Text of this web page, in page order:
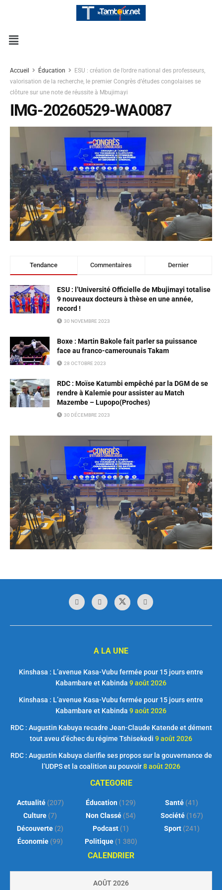
Accueil Éducation
ESU : création de l’ordre national des professeurs,
valorisation de la recherche, le premier Congrès d’études congolaises se
clôture sur une note de réussite à Mbujimayi
IMG-20260529-WA0087
Tendance Commentaires Dernier
ESU : l’Université Officielle de Mbujimayi totalise
9 nouveaux docteurs à thèse en une année,
record !
30 NOVEMBRE 2023
Boxe : Martin Bakole fait parler sa puissance
face au franco-camerounais Takam
28 OCTOBRE 2023
RDC : Moïse Katumbi empêché par la DGM de se
rendre à Kalemie pour assister au Match
Mazembe – Lupopo(Proches)
30 DÉCEMBRE 2023
A LA UNE
Kinshasa : L’avenue Kasa-Vubu fermée pour 15 jours entre
Kabambare et Kabinda 9 août 2026
Kinshasa : L’avenue Kasa-Vubu fermée pour 15 jours entre
Kabambare et Kabinda 9 août 2026
RDC : Augustin Kabuya recadre Jean-Claude Katende et dément
tout aveu d’échec du régime Tshisekedi 9 août 2026
RDC : Augustin Kabuya clarifie ses propos sur la gouvernance de
l’UDPS et la coalition au pouvoir8 août 2026
CATEGORIE
Actualité(207)
Culture (7)
Découverte (2)
Économie (99)
Éducation (129)
Non Classé (54)
Podcast (1)
Politique(1 380)
Santé (41)
Société(167)
Sport(241)
CALENDRIER
AOÛT 2026